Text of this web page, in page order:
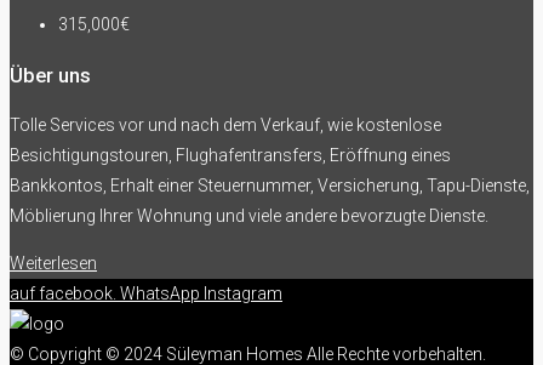
315,000€
Über uns
Tolle Services vor und nach dem Verkauf, wie kostenlose
Besichtigungstouren, Flughafentransfers, Eröffnung eines
Bankkontos, Erhalt einer Steuernummer, Versicherung, Tapu-Dienste,
Möblierung Ihrer Wohnung und viele andere bevorzugte Dienste.
Weiterlesen
auf facebook. WhatsApp Instagram
© Copyright © 2024 Süleyman Homes Alle Rechte vorbehalten.